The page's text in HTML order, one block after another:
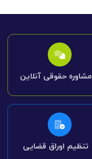
مشاوره حقوقی آنلاین
تنظیم اوراق قضایی